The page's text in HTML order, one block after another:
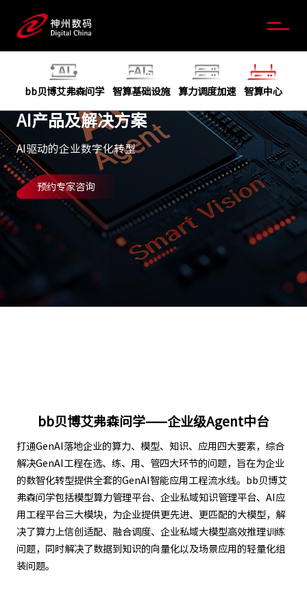
AI产品及解决方案
AI驱动的企业数字化转型
预约专家咨询
bb贝博艾弗森问学 智算基础设施 算力调度加速 智算中心
bb贝博艾弗森问学——企业级Agent中台
打通GenAI落地企业的算力、模型、知识、应用四大要素，综合
解决GenAI工程在选、练、用、管四大环节的问题，旨在为企业
的数智化转型提供全套的GenAI智能应用工程流水线。bb贝博艾
弗森问学包括模型算力管理平台、企业私域知识管理平台、AI应
用工程平台三大模块，为企业提供更先进、更匹配的大模型，解
决了算力上信创适配、融合调度、企业私域大模型高效推理训练
问题，同时解决了数据到知识的向量化以及场景应用的轻量化组
装问题。